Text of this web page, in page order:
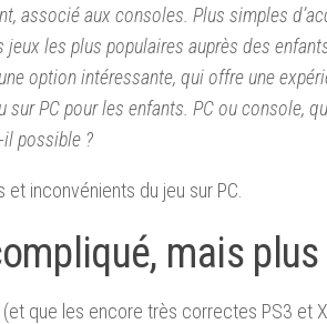
associé aux consoles. Plus simples
les plus populaires auprès des
option intéressante, qui offre une
PC pour les enfants. PC ou console,
possible ?
inconvénients du jeu sur PC.
mais
que les encore très correctes PS3 et